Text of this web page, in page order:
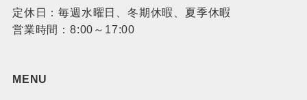
定休日：毎週水曜日、冬期休暇、夏季休暇
営業時間：8:00～17:00
MENU